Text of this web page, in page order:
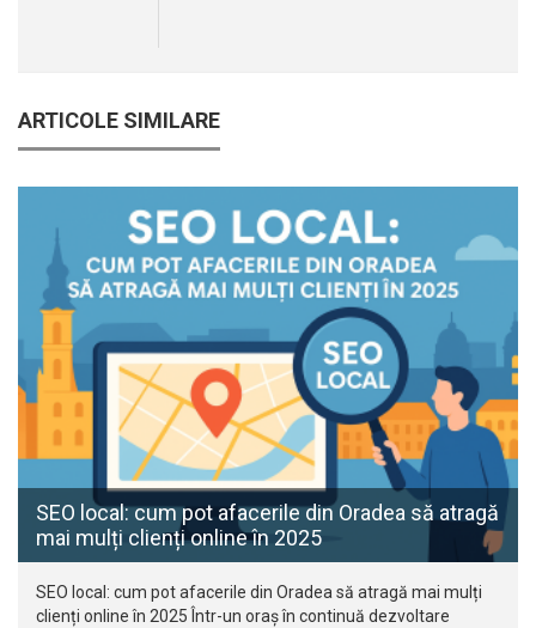
ARTICOLE SIMILARE
SEO local: cum pot afacerile din Oradea să atragă
mai mulți clienți online în 2025
SEO local: cum pot afacerile din Oradea să atragă mai mulți
clienți online în 2025 Într-un oraș în continuă dezvoltare